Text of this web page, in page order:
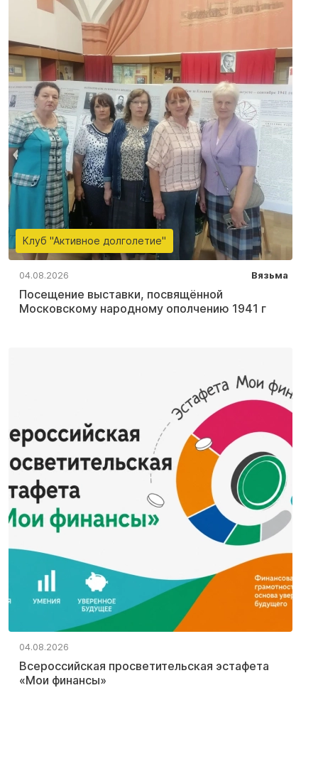
Клуб "Активное долголетие"
04.08.2026 Вязьма
Посещение выставки, посвящённой
Московскому народному ополчению 1941 г
04.08.2026
Всероссийская просветительская эстафета
«Мои финансы»